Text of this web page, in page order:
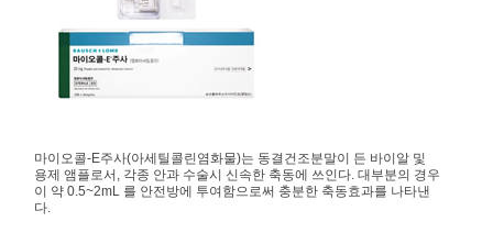
마이오콜-E주사(아세틸콜린염화물)는 동결건조분말이 든 바이알 및
용제 앰플로서, 각종 안과 수술시 신속한 축동에 쓰인다. 대부분의 경우
이 약 0.5~2mL 를 안전방에 투여함으로써 충분한 축동효과를 나타낸
다.